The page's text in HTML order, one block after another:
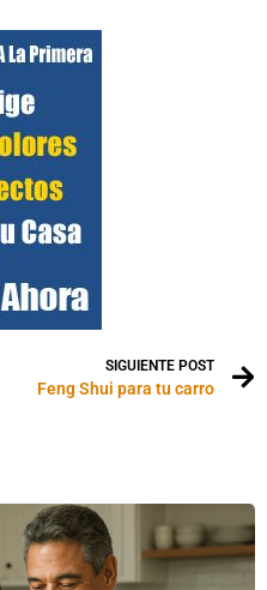
SIGUIENTE POST
Feng Shui para tu carro